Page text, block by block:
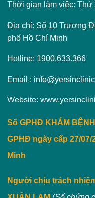
Thời gian làm việc: Thứ
Địa chỉ: Số 10 Trương
phố Hồ Chí Minh
Hotline: 1900.633.366
Email :
Website:
Số GPHĐ KHÁM
GPHĐ ngày cấp 27/07/
Minh
Người chịu trách